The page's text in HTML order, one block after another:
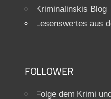
Kriminalinskis Blog
Lesenswertes aus
FOLLOWER
Folge dem Krimi